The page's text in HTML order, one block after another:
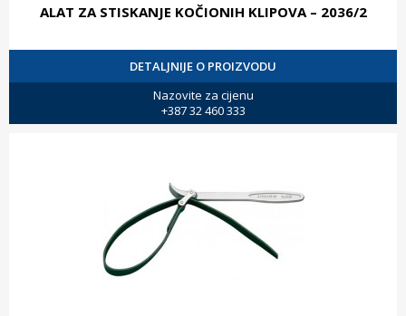
ALAT ZA STISKANJE KOČIONIH KLIPOVA – 2036/2
DETALJNIJE O PROIZVODU
Nazovite za cijenu
+387 32 460 333